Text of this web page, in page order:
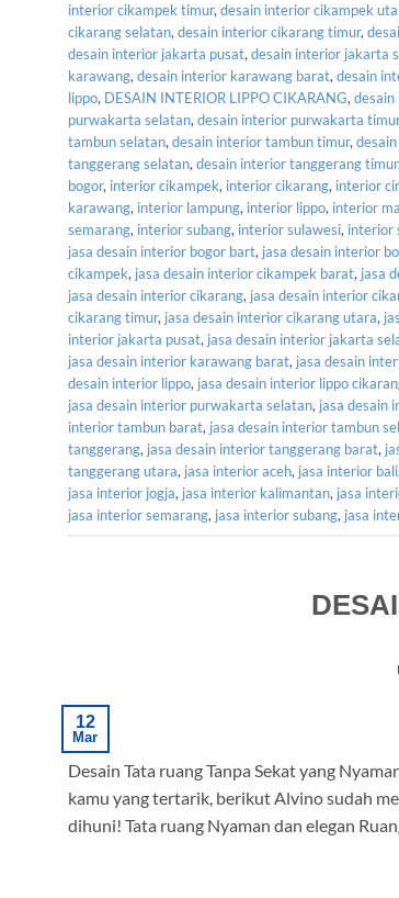
interior cikampek timur, desain interior cikampek
cikarang selatan, desain interior cikarang timur,
desain interior jakarta pusat, desain interior jakarta
karawang, desain interior karawang barat, desain
lippo, DESAIN INTERIOR LIPPO CIKARANG,
purwakarta selatan, desain interior purwakarta timur
tambun selatan, desain interior tambun timur,
tanggerang selatan, desain interior tanggerang timur,
bogor, interior cikampek, interior cikarang, interior
karawang, interior lampung, interior lippo, interior
semarang, interior subang, interior sulawesi, interior
jasa desain interior bogor bart, jasa desain interior
cikampek, jasa desain interior cikampek barat, jasa
jasa desain interior cikarang, jasa desain interior
cikarang timur, jasa desain interior cikarang utara,
interior jakarta pusat, jasa desain interior jakarta
jasa desain interior karawang barat, jasa desain
desain interior lippo, jasa desain interior lippo
jasa desain interior purwakarta selatan, jasa desain
interior tambun barat, jasa desain interior tambun
tanggerang, jasa desain interior tanggerang barat,
tanggerang utara, jasa interior aceh, jasa interior bali,
jasa interior jogja, jasa interior kalimantan, jasa
jasa interior semarang, jasa interior subang, jasa
12
Mar
Desain Tata ruang Tanpa Sekat yang
kamu yang tertarik, berikut Alvino sudah
dihuni! Tata ruang Nyaman dan elegan